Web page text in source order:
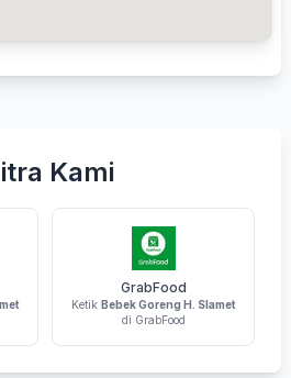
Kami
GrabFood
Ketik Bebek Goreng H. Slamet
di GrabFood